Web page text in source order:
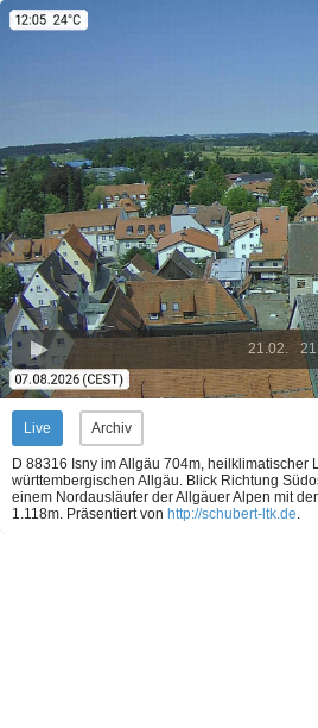
21.02.
Live Archiv
D 88316 Isny im Allgäu 704m, heilklimatischer
württembergischen Allgäu. Blick Richtung
einem Nordausläufer der Allgäuer Alpen mit
1.118m. Präsentiert von http://schubert-ltk.de.